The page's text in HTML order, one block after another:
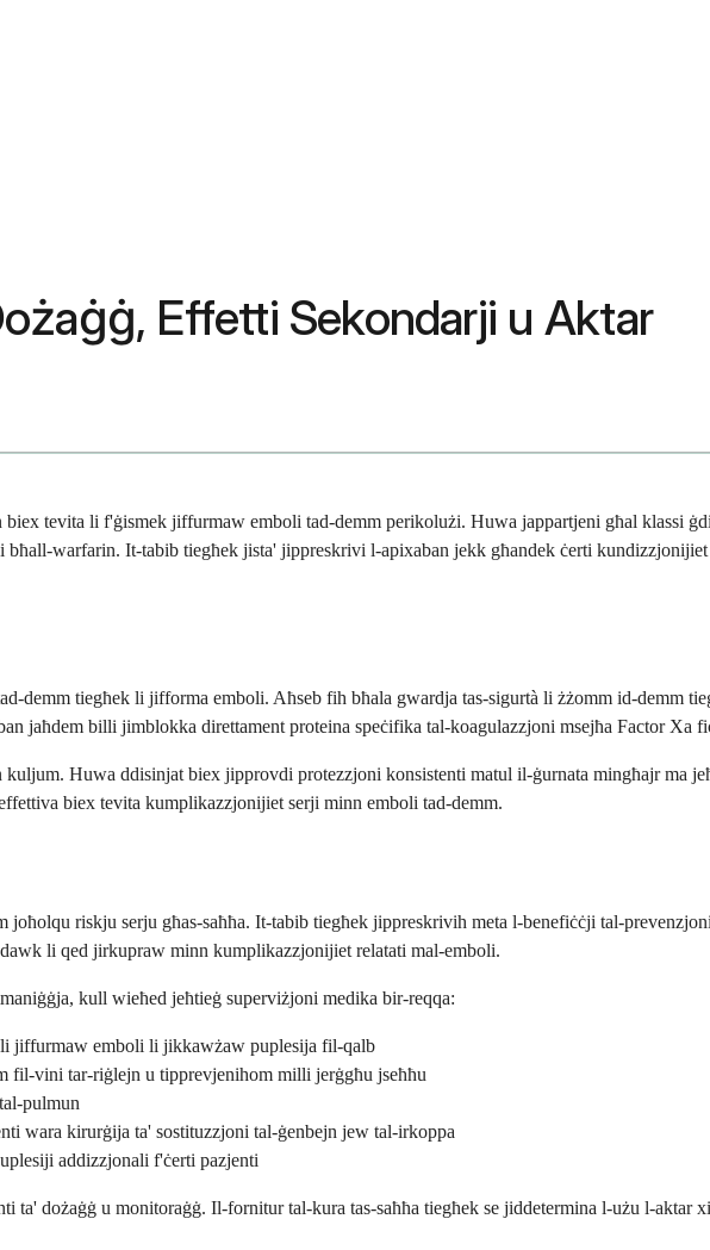
Effetti Sekondarji u Aktar
tevita li f'ġismek jiffurmaw emboli tad-demm perikolużi. Huwa jappartjeni għal klassi
warfarin. It-tabib tiegħek jista' jippreskrivi l-apixaban jekk għandek ċerti
demm tiegħek li jifforma emboli. Aħseb fih bħala gwardja tas-sigurtà li żżomm id-demm
jaħdem billi jimblokka direttament proteina speċifika tal-koagulazzjoni msejħa Factor Xa
Huwa ddisinjat biex jipprovdi protezzjoni konsistenti matul il-ġurnata mingħajr ma
biex tevita kumplikazzjonijiet serji minn emboli tad-demm.
riskju serju għas-saħħa. It-tabib tiegħek jippreskrivih meta l-benefiċċji tal-
li qed jirkupraw minn kumplikazzjonijiet relatati mal-emboli.
kull wieħed jeħtieġ superviżjoni medika bir-reqqa:
jiffurmaw emboli li jikkawżaw puplesija fil-qalb
vini tar-riġlejn u tipprevjenihom milli jerġgħu jseħħu
pulmun
wara kirurġija ta' sostituzzjoni tal-ġenbejn jew tal-irkoppa
addizzjonali f'ċerti pazjenti
dożaġġ u monitoraġġ. Il-fornitur tal-kura tas-saħħa tiegħek se jiddetermina l-użu l-aktar